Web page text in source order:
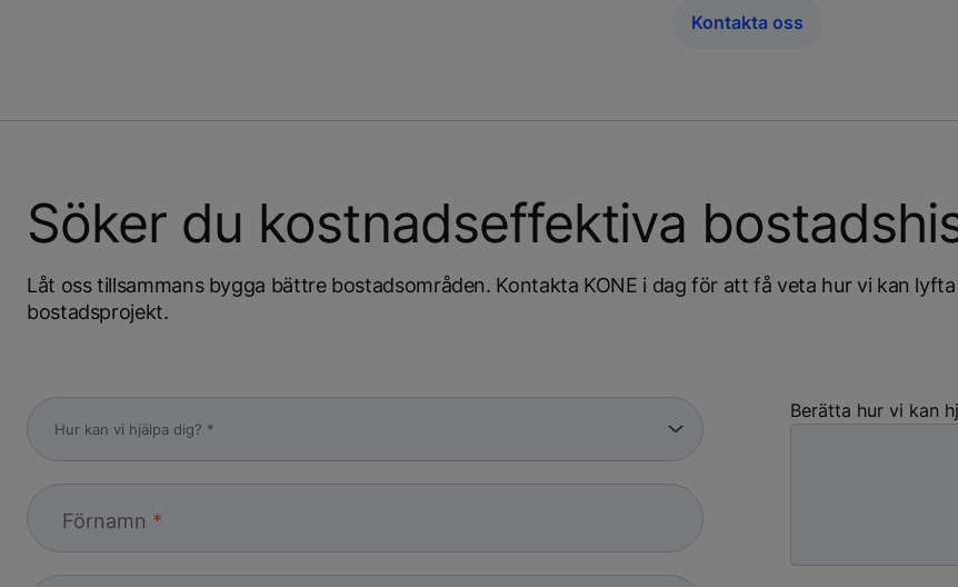
Kontakta oss
Söker du kostnadseffektiva
Låt oss tillsammans bygga bättre bostadsområden. Kontakta KONE i dag för att få veta hur vi kan
bostadsprojekt.
Förnamn
Berätta hur vi kan